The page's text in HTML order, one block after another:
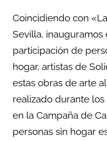
Coincidiendo con
Sevilla, inauguramos
participación de
hogar, artistas de
estas obras de arte
realizado durante
en la Campaña de
personas sin hogar